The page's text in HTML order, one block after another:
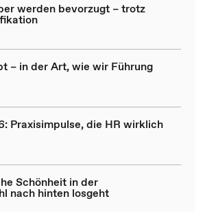
werden bevorzugt – trotz
– in der Art, wie wir Führung
Praxisimpulse, die HR wirklich
Schönheit in der
nach hinten losgeht